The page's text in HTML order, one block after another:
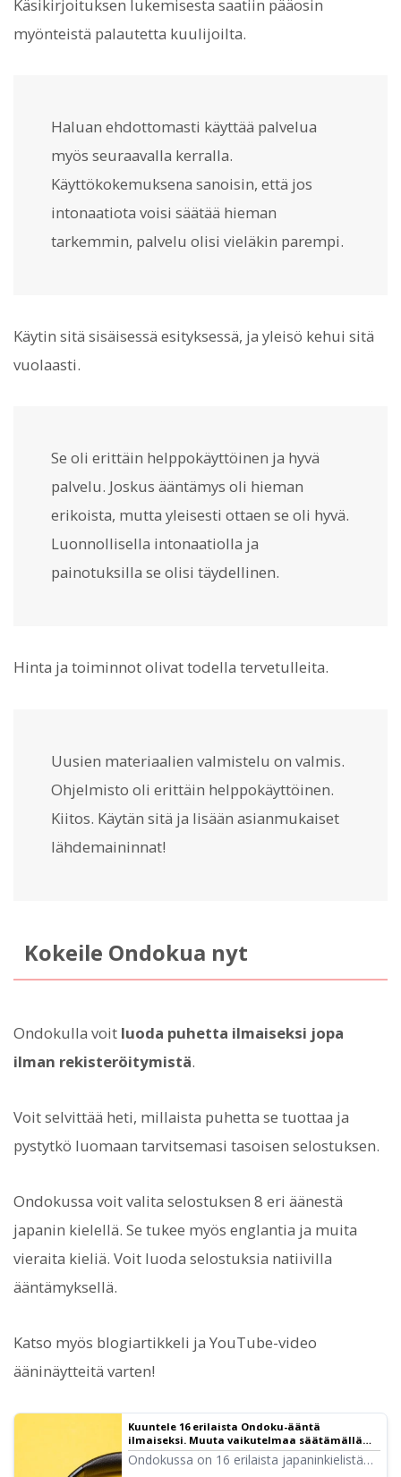
Käsikirjoituksen lukemisesta saatiin pääosin
myönteistä palautetta kuulijoilta.
Haluan ehdottomasti käyttää palvelua
myös seuraavalla kerralla.
Käyttökokemuksena sanoisin, että jos
intonaatiota voisi säätää hieman
tarkemmin, palvelu olisi vieläkin parempi.
Käytin sitä sisäisessä esityksessä, ja yleisö kehui sitä
vuolaasti.
Se oli erittäin helppokäyttöinen ja hyvä
palvelu. Joskus ääntämys oli hieman
erikoista, mutta yleisesti ottaen se oli hyvä.
Luonnollisella intonaatiolla ja
painotuksilla se olisi täydellinen.
Hinta ja toiminnot olivat todella tervetulleita.
Uusien materiaalien valmistelu on valmis.
Ohjelmisto oli erittäin helppokäyttöinen.
Kiitos. Käytän sitä ja lisään asianmukaiset
lähdemaininnat!
Kokeile Ondokua nyt
Ondokulla voit luoda puhetta ilmaiseksi jopa
ilman rekisteröitymistä.
Voit selvittää heti, millaista puhetta se tuottaa ja
pystytkö luomaan tarvitsemasi tasoisen selostuksen.
Ondokussa voit valita selostuksen 8 eri äänestä
japanin kielellä. Se tukee myös englantia ja muita
vieraita kieliä. Voit luoda selostuksia natiivilla
ääntämyksellä.
Katso myös blogiartikkeli ja YouTube-video
ääninäytteitä varten!
Kuuntele 16 erilaista Ondoku-ääntä
ilmaiseksi. Muuta vaikutelmaa säätämällä
korkeutta | Tekstistä puheeksi -ohjelmisto
Ondoku
Ondokussa on 16 erilaista japaninkielistä